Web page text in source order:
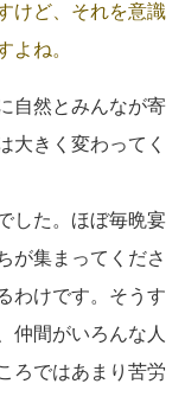
けど、それを意識
よね。
自然とみんなが寄
大きく変わってく
した。ほぼ毎晩宴
が集まってくださ
わけです。そうす
仲間がいろんな人
ろではあまり苦労